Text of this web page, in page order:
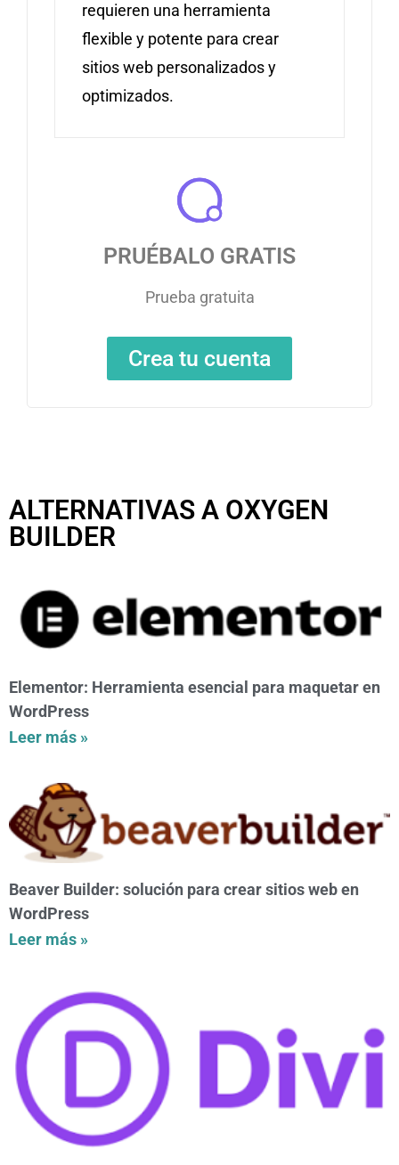
requieren una herramienta
flexible y potente para crear
sitios web personalizados y
optimizados.
PRUÉBALO GRATIS
Prueba gratuita
Crea tu cuenta
ALTERNATIVAS A OXYGEN
BUILDER
Elementor: Herramienta esencial para maquetar en
WordPress
Leer más »
Beaver Builder: solución para crear sitios web en
WordPress
Leer más »